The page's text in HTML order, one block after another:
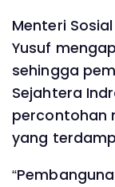
Menteri
Yusuf
sehingga
Sejahtera
percontohan
yang